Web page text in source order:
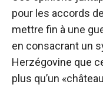
pour les accords
mettre fin à une
en consacrant un
Herzégovine que
plus qu’un